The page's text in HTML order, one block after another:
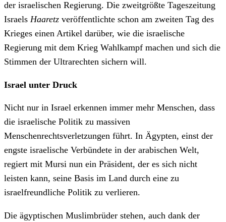
der israelischen Regierung. Die zweitgrößte Tageszeitung
Israels Haaretz veröffentlichte schon am zweiten Tag des
Krieges einen Artikel darüber, wie die israelische
Regierung mit dem Krieg Wahlkampf machen und sich die
Stimmen der Ultrarechten sichern will.
Israel unter Druck
Nicht nur in Israel erkennen immer mehr Menschen, dass
die israelische Politik zu massiven
Menschenrechtsverletzungen führt. In Ägypten, einst der
engste israelische Verbündete in der arabischen Welt,
regiert mit Mursi nun ein Präsident, der es sich nicht
leisten kann, seine Basis im Land durch eine zu
israelfreundliche Politik zu verlieren.
Die ägyptischen Muslimbrüder stehen, auch dank der